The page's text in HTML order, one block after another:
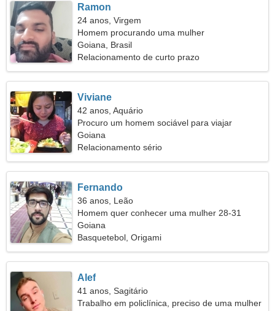
Ramon
24 anos, Virgem
Homem procurando uma mulher
Goiana, Brasil
Relacionamento de curto prazo
Viviane
42 anos, Aquário
Procuro um homem sociável para viajar
Goiana
Relacionamento sério
Fernando
36 anos, Leão
Homem quer conhecer uma mulher 28-31
Goiana
Basquetebol, Origami
Alef
41 anos, Sagitário
Trabalho em policlínica, preciso de uma mulher